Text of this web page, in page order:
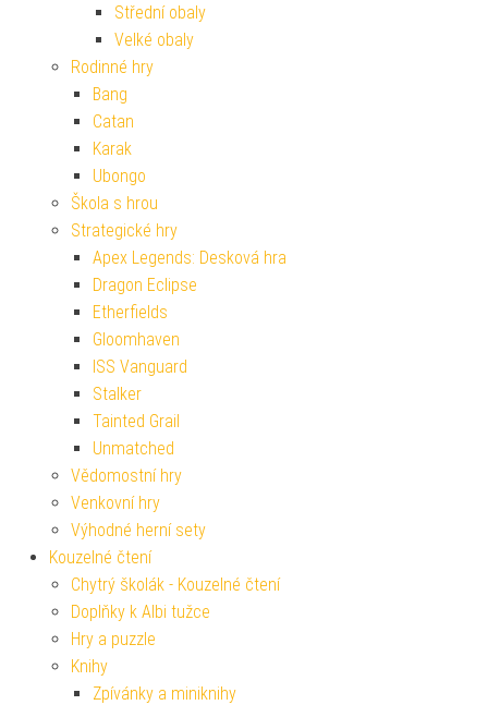
Střední obaly
Velké obaly
Rodinné hry
Bang
Catan
Karak
Ubongo
Škola s hrou
Strategické hry
Apex Legends: Desková hra
Dragon Eclipse
Etherfields
Gloomhaven
ISS Vanguard
Stalker
Tainted Grail
Unmatched
Vědomostní hry
Venkovní hry
Výhodné herní sety
Kouzelné čtení
Chytrý školák - Kouzelné čtení
Doplňky k Albi tužce
Hry a puzzle
Knihy
Zpívánky a miniknihy